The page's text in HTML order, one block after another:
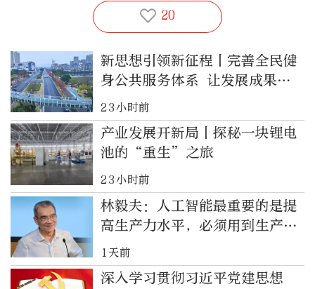
20
新思想引领新征程丨完善全民健
身公共服务体系 让发展成果惠
及全体人民
23小时前
产业发展开新局丨探秘一块锂电
池的“重生”之旅
23小时前
林毅夫：人工智能最重要的是提
高生产力水平，必须用到生产、
社会各方面活动中
1天前
深入学习贯彻习近平党建思想